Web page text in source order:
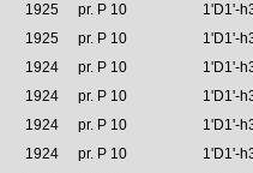
1925 pr. P 10 1'D1'-
1925 pr. P 10 1'D1'-
1924 pr. P 10 1'D1'-
1924 pr. P 10 1'D1'-
1924 pr. P 10 1'D1'-
1924 pr. P 10 1'D1'-